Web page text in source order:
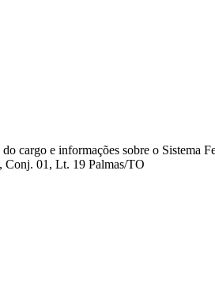
cargo e informações sobre o Sistema
Conj. 01, Lt. 19 Palmas/TO